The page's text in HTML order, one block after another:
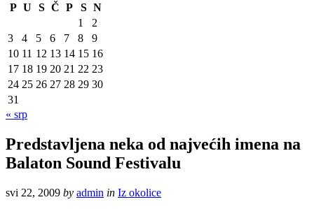
P U S Č P S N
1
2
3
4 5 6 7 8
9
10 11 12 13 14 15 16
17 18 19 20 21 22 23
24 25 26 27 28 29 30
31
« srp
Predstavljena neka od najvećih imena na
Balaton Sound Festivalu
svi 22, 2009 by admin in Iz okolice